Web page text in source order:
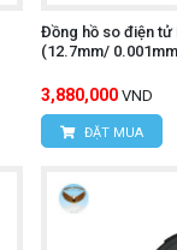
Đồng hồ so điện tử
(12.7mm/
3,880,000 VND
ĐẶT MUA